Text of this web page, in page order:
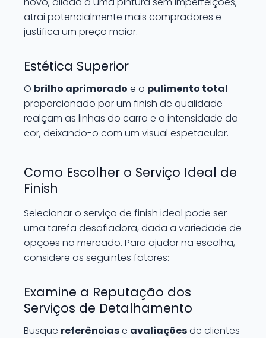
atrai potencialmente mais compradores e
justifica um preço maior.
Estética Superior
O brilho aprimorado e o pulimento total
proporcionado por um finish de qualidade
realçam as linhas do carro e a intensidade da
cor, deixando-o com um visual espetacular.
Como Escolher o Serviço Ideal de
Finish
Selecionar o serviço de finish ideal pode ser
uma tarefa desafiadora, dada a variedade de
opções no mercado. Para ajudar na escolha,
considere os seguintes fatores:
Examine a Reputação dos
Serviços de Detalhamento
Busque referênciase avaliaçõesde clientes